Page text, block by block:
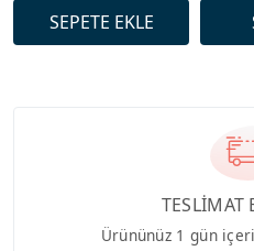
TESLİMAT
Ürününüz 1 gün